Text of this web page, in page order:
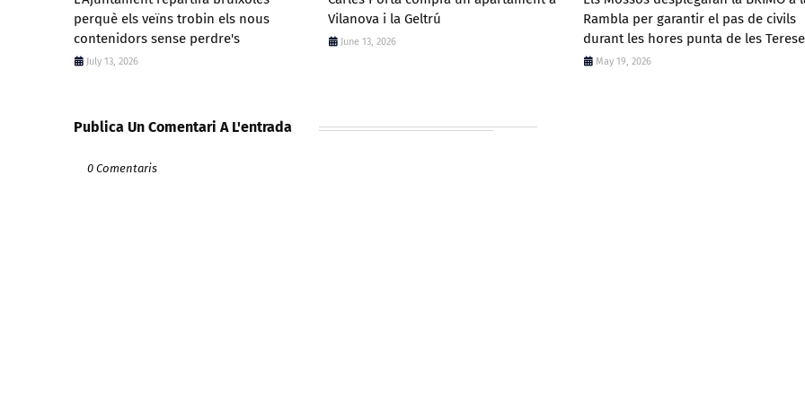
perquè els veïns trobin els nous
contenidors sense perdre's
July 13, 2026
Vilanova i la Geltrú
June 13, 2026
Rambla per garantir el pas de civils
durant les hores punta de les
May 19, 2026
Publica Un Comentari A L'entrada
0 Comentaris